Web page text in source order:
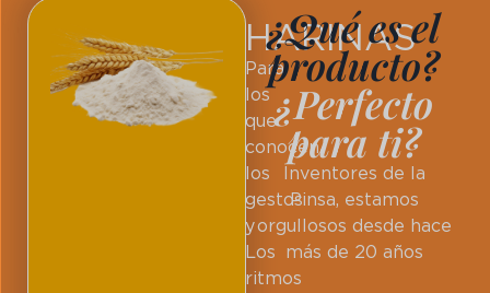
HARINAS
Para
los
que
conocen
los
gestos
y
Los
ritmos
¿Qué es el
producto?
¿Perfecto
para ti?
Inventores de la
Pinsa, estamos
orgullosos desde hace
más de 20 años